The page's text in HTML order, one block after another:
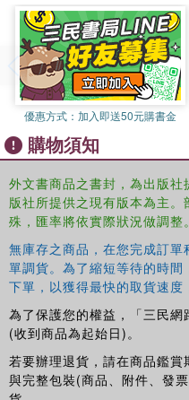
優惠方式： 加入即送50元購書金
購物須知
外文書商品之書封，為出版
版社所提供之現有版本為主
殊，匯率將依實際狀況做調整。
無庫存之商品，在您完成訂
單調貨。為了縮短等待的時
下單，以獲得最快的取貨速度
為了保護您的權益，「三民網
(收到商品為起始日)。
若要辦理退貨，請在商品鑑
與完整包裝(商品、附件、發